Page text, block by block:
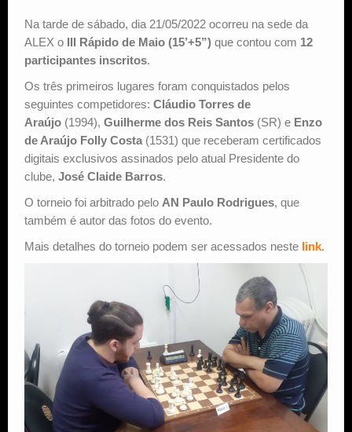
Estude Xadrez
Na tarde de sábado, dia 21/05/2022 ocorreu na sede da
ALEX o III Rápido de Maio (15’+5”) que contou com 12
participantes inscritos.
Os três primeiros lugares foram conquistados pelos
seguintes competidores: Cláudio Torres de
Araújo (1994), Guilherme dos Reis Santos (SR) e Enzo
de Araújo Folly Costa (1531) que receberam certificados
digitais exclusivos assinados pelo atual Presidente do
clube, José Claide Barros.
O torneio foi arbitrado pelo AN Paulo Rodrigues, que
também é autor das fotos do evento.
Mais detalhes do torneio podem ser acessados neste link.